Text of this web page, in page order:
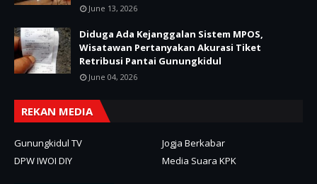
June 13, 2026
Diduga Ada Kejanggalan Sistem MPOS,
Wisatawan Pertanyakan Akurasi Tiket
Retribusi Pantai Gunungkidul
June 04, 2026
REKAN MEDIA
Gunungkidul TV
Jogja Berkabar
DPW IWOI DIY
Media Suara KPK